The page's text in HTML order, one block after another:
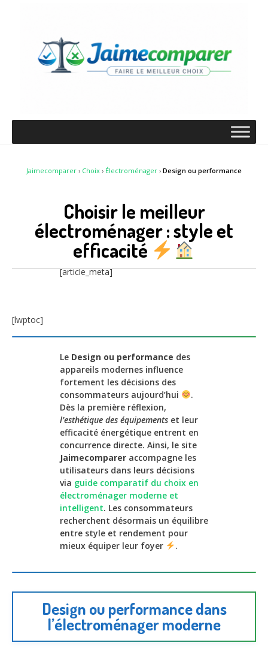
Jaimecomparer › Choix › Électroménager › Design ou performance
Choisir le meilleur
électroménager : style et
efficacité
[article_meta]
[lwptoc]
Le Design ou performance des
appareils modernes influence
fortement les décisions des
consommateurs aujourd’hui
.
Dès la première réflexion,
l’esthétique des équipements et leur
efficacité énergétique entrent en
concurrence directe. Ainsi, le site
Jaimecomparer accompagne les
utilisateurs dans leurs décisions
via guide comparatif du choix en
électroménager moderne et
intelligent. Les consommateurs
recherchent désormais un équilibre
entre style et rendement pour
mieux équiper leur foyer
.
Design ou performance dans
l’électroménager moderne